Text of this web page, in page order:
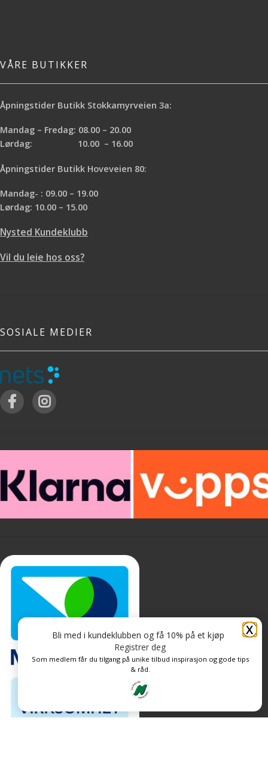
VÅRE BUTIKKER
Åpningstider Butikk Stokkamyrveien 3a:
Mandag – Fredag: 08.00 – 20.00
Lørdag: 10.00 – 16.00
Åpningstider Butikk Hoveveien 80:
Mandag- : 09.00 – 19.00
Lørdag: 10.00 – 15.00
Nysted Kundeklubb
Vil du leie hos oss?
SOSIALE MEDIER
X
Bli med i kundeklubben og få 10% på et kjøp
Registrer deg
Som medlem får du tilgang på unike tilbud inspirasjon og gode tips
& råd.